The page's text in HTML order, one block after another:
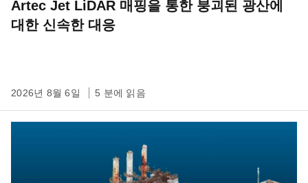
Artec Jet LiDAR 매핑을 통한 붕괴된 광산에
대한 신속한 대응
2026년 8월 6일 5 분에 읽음